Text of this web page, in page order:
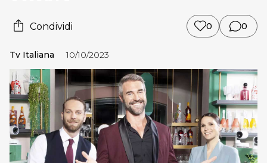
Condividi 0 0
Tv Italiana 10/10/2023